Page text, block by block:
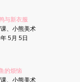
与新衣服
、小熊美术
5月 5日
的烦恼
、小熊美术